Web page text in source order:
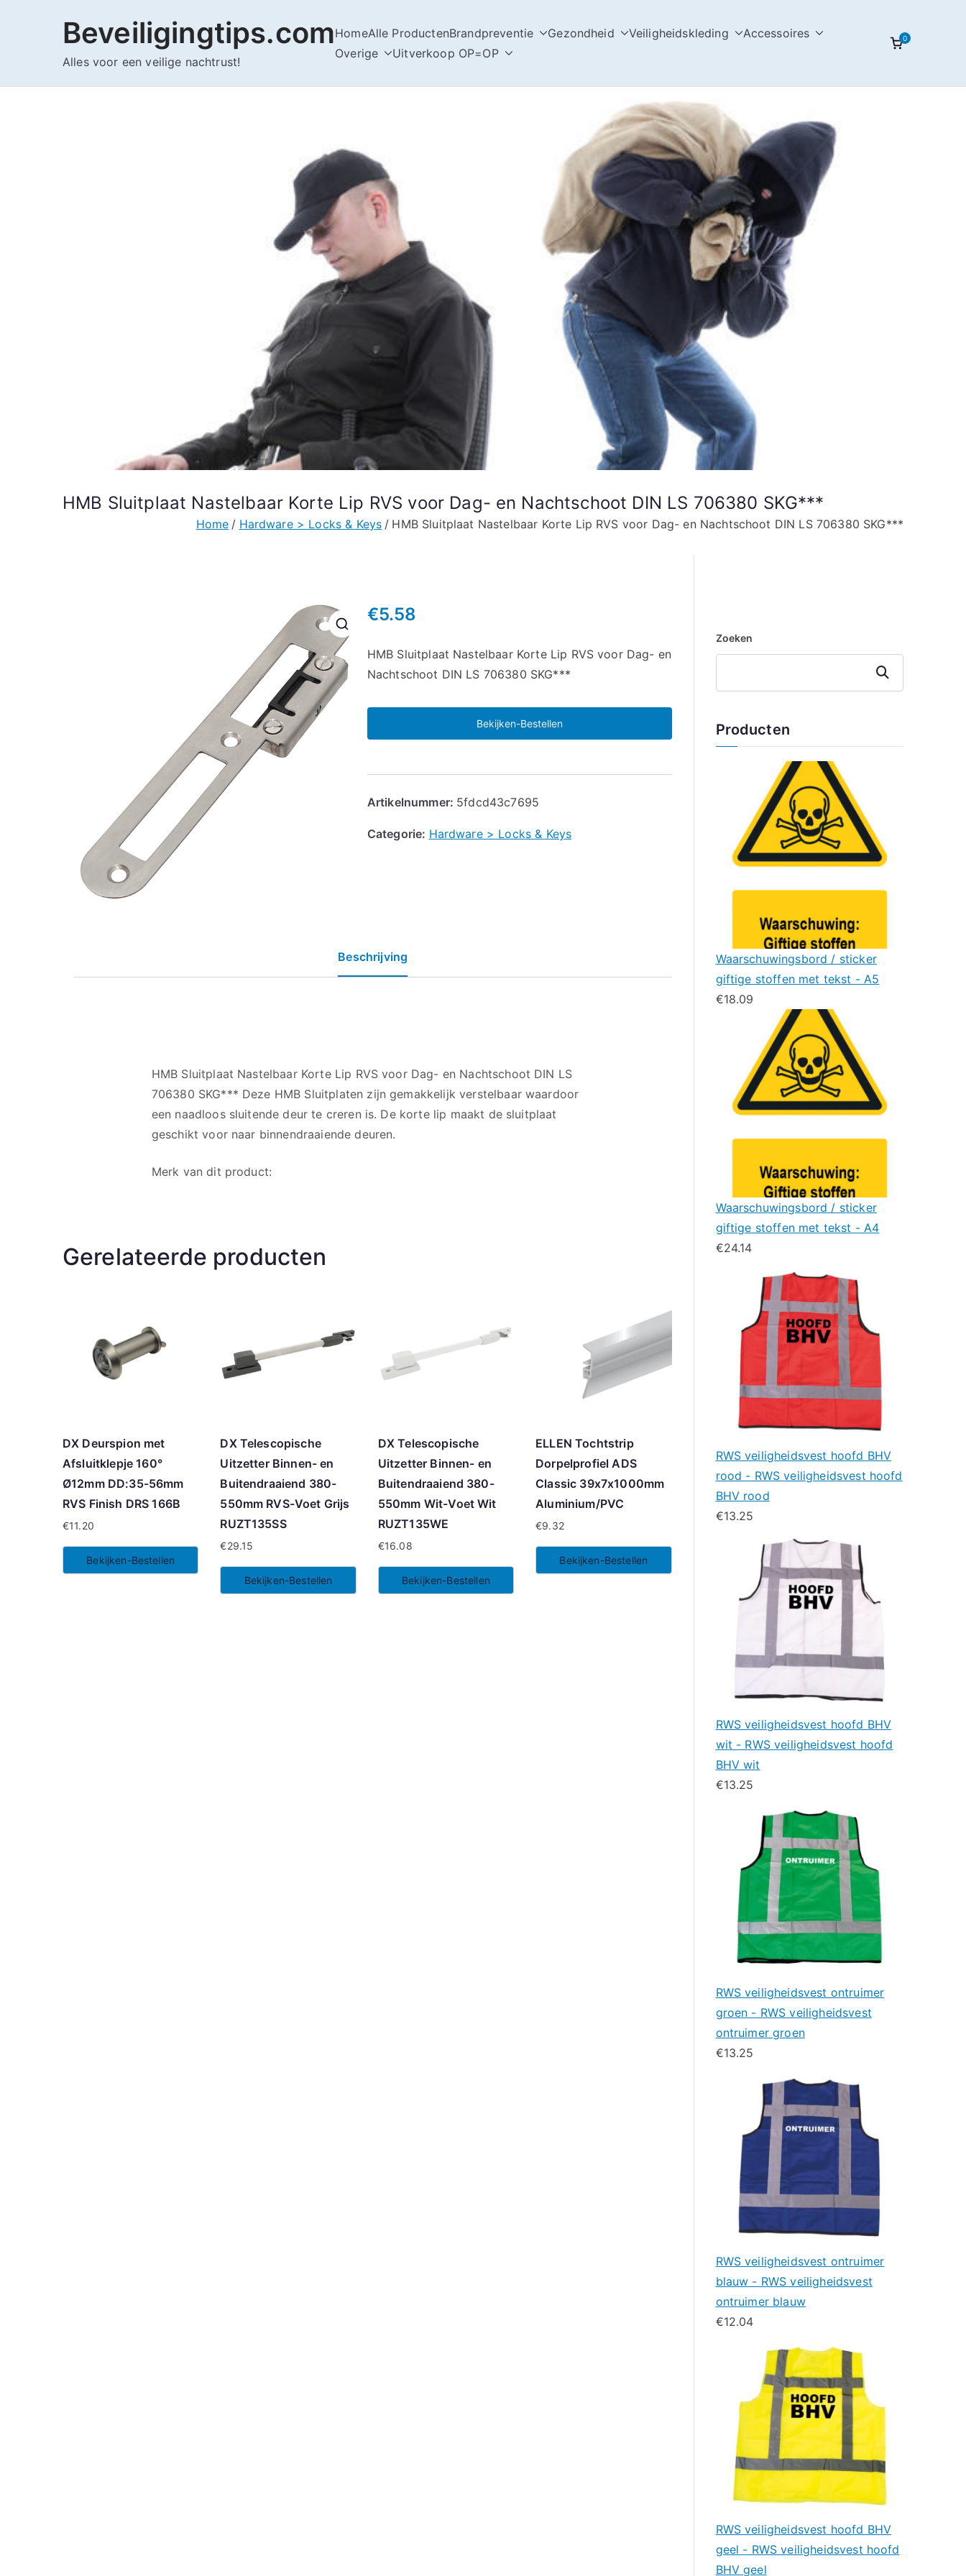
Beveiligingtips.com
Alles voor een veilige nachtrust!
HomeAlle ProductenBrandpreventie Gezondheid Veiligheidskleding
Accessoires
Overige
Uitverkoop OP=OP
0
HMB Sluitplaat Nastelbaar Korte Lip RVS voor Dag- en Nachtschoot DIN LS 706380 SKG***
Home Hardware > Locks & Keys HMB Sluitplaat Nastelbaar Korte Lip RVS voor Dag- en Nachtschoot DIN LS 706380 SKG***
🔍
€5.58
HMB Sluitplaat Nastelbaar Korte Lip RVS voor Dag- en
Nachtschoot DIN LS 706380 SKG***
Bekijken-Bestellen
Artikelnummer: 5fdcd43c7695
Categorie: Hardware > Locks & Keys
Beschrijving
HMB Sluitplaat Nastelbaar Korte Lip RVS voor Dag- en Nachtschoot DIN LS
706380 SKG*** Deze HMB Sluitplaten zijn gemakkelijk verstelbaar waardoor
een naadloos sluitende deur te creren is. De korte lip maakt de sluitplaat
geschikt voor naar binnendraaiende deuren.
Merk van dit product:
Gerelateerde producten
DX Deurspion met
Afsluitklepje 160°
Ø12mm DD:35-56mm
RVS Finish DRS 166B
€11.20
Bekijken-Bestellen
DX Telescopische
Uitzetter Binnen- en
Buitendraaiend 380-
550mm RVS-Voet Grijs
RUZT135SS
€29.15
Bekijken-Bestellen
DX Telescopische
Uitzetter Binnen- en
Buitendraaiend 380-
550mm Wit-Voet Wit
RUZT135WE
€16.08
Bekijken-Bestellen
ELLEN Tochtstrip
Dorpelprofiel ADS
Classic 39x7x1000mm
Aluminium/PVC
€9.32
Bekijken-Bestellen
Zoeken
Zoeken
Producten
Waarschuwingsbord / sticker
giftige stoffen met tekst - A5
€18.09
Waarschuwingsbord / sticker
giftige stoffen met tekst - A4
€24.14
RWS veiligheidsvest hoofd BHV
rood - RWS veiligheidsvest hoofd
BHV rood
€13.25
RWS veiligheidsvest hoofd BHV
wit - RWS veiligheidsvest hoofd
BHV wit
€13.25
RWS veiligheidsvest ontruimer
groen - RWS veiligheidsvest
ontruimer groen
€13.25
RWS veiligheidsvest ontruimer
blauw - RWS veiligheidsvest
ontruimer blauw
€12.04
RWS veiligheidsvest hoofd BHV
geel - RWS veiligheidsvest hoofd
BHV geel